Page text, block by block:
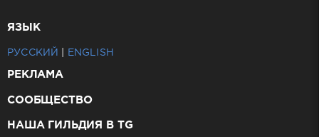
ЯЗЫК
РУССКИЙ ENGLISH
РЕКЛАМА
СООБЩЕСТВО
НАША ГИЛЬДИЯ В TG